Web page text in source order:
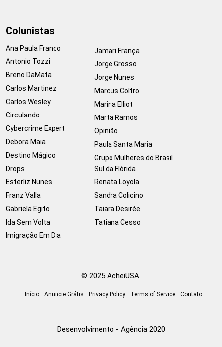
Colunistas
Ana Paula Franco
Antonio Tozzi
Breno DaMata
Carlos Martinez
Carlos Wesley
Circulando
Cybercrime Expert
Debora Maia
Destino Mágico
Drops
Esterliz Nunes
Franz Valla
Gabriela Egito
Ida Sem Volta
Imigração Em Dia
Jamari França
Jorge Grosso
Jorge Nunes
Marcus Coltro
Marina Elliot
Marta Ramos
Opinião
Paula Santa Maria
Grupo Mulheres do Brasil
Sul da Flórida
Renata Loyola
Sandra Colicino
Taiara Desirée
Tatiana Cesso
© 2025 AcheiUSA.
Início Anuncie Grátis Privacy Policy Terms of Service Contato
Desenvolvimento - Agência 2020